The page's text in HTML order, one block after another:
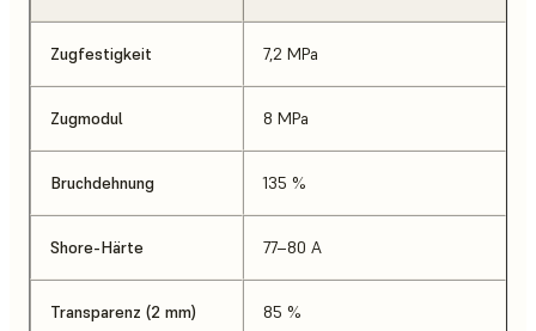
Zugfestigkeit 7,2 MPa
Zugmodul 8 MPa
Bruchdehnung 135 %
Shore-Härte 77–80 A
Transparenz (2 mm) 85 %